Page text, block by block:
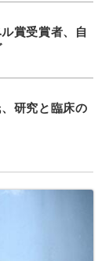
賞受賞者、自
研究と臨床の